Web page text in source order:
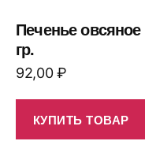
Печенье
гр.
92,00₽
КУПИТЬ ТОВАР